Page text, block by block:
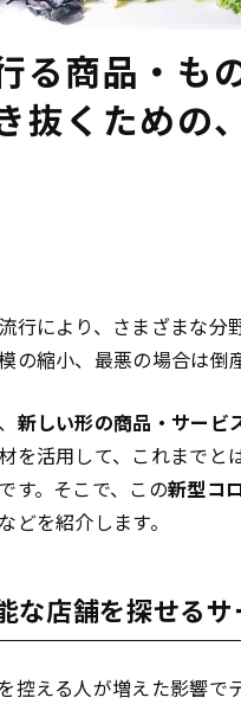
る商品・も
抜くための
行により、さまざまな分
の縮小、最悪の場合は倒
新しい形の商品・サービ
を活用して、これまで
す。そこで、この新型コ
などを紹介します。
な店舗を探せる
控える人が増えた影響